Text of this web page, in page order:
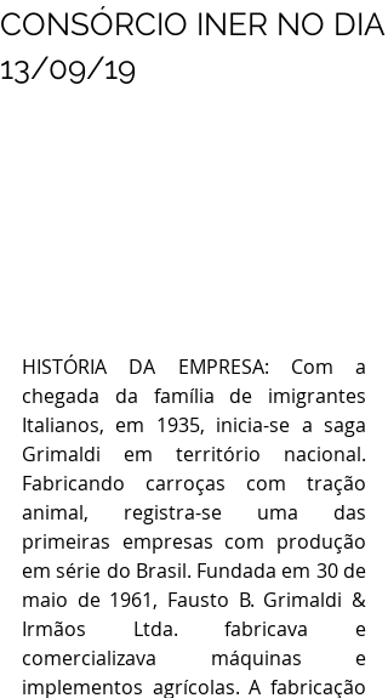
CONSÓRCIO INER NO DIA
13/09/19
HISTÓRIA DA EMPRESA: Com a
chegada da família de imigrantes
Italianos, em 1935, inicia-se a saga
Grimaldi em território nacional.
Fabricando carroças com tração
animal, registra-se uma das
primeiras empresas com produção
em série do Brasil. Fundada em 30 de
maio de 1961, Fausto B. Grimaldi &
Irmãos Ltda. fabricava e
comercializava máquinas e
implementos agrícolas. A fabricação